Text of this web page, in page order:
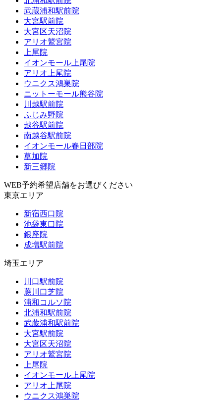
武蔵浦和駅前院
大宮駅前院
大宮区天沼院
アリオ鷲宮院
上尾院
イオンモール上尾院
アリオ上尾院
ウニクス鴻巣院
ニットーモール熊谷院
川越駅前院
ふじみ野院
越谷駅前院
南越谷駅前院
イオンモール春日部院
草加院
新三郷院
WEB予約希望店舗をお選びください
東京エリア
新宿西口院
池袋東口院
銀座院
成増駅前院
埼玉エリア
川口駅前院
蕨川口芝院
浦和コルソ院
北浦和駅前院
武蔵浦和駅前院
大宮駅前院
大宮区天沼院
アリオ鷲宮院
上尾院
イオンモール上尾院
アリオ上尾院
ウニクス鴻巣院